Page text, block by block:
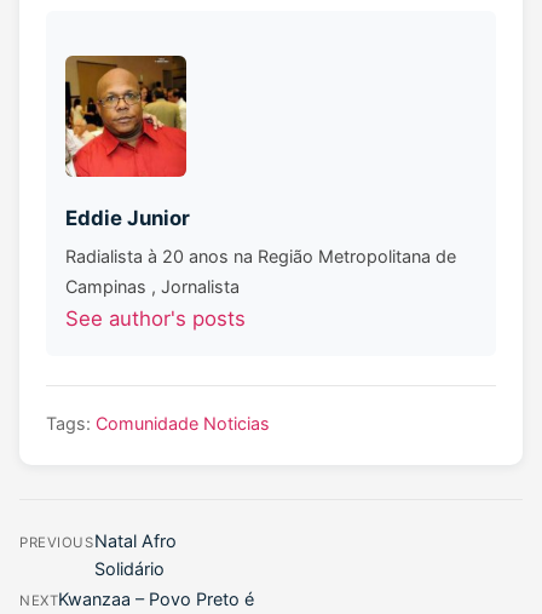
Eddie Junior
Radialista à 20 anos na Região Metropolitana de
Campinas , Jornalista
See author's posts
Tags: Comunidade Noticias
PREVIOUSNatal Afro
Solidário
NEXTKwanzaa – Povo Preto é